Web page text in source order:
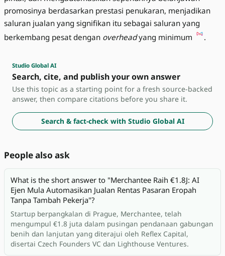
promosinya berdasarkan prestasi penukaran, menjadikan
saluran jualan yang signifikan itu sebagai saluran yang
berkembang pesat dengan overheadyang minimum .
Studio Global AI
Search, cite, and publish your own answer
Use this topic as a starting point for a fresh source-backed
answer, then compare citations before you share it.
Search & fact-check with Studio Global AI
People also ask
What is the short answer to "Merchantee Raih €1.8J: AI
Ejen Mula Automasikan Jualan Rentas Pasaran Eropah
Tanpa Tambah Pekerja"?
Startup berpangkalan di Prague, Merchantee, telah
mengumpul €1.8 juta dalam pusingan pendanaan gabungan
benih dan lanjutan yang diterajui oleh Reflex Capital,
disertai Czech Founders VC dan Lighthouse Ventures.